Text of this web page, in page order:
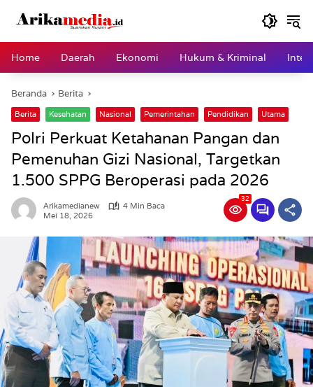
Home
Daerah Ekonomi Hukum & Kriminal
Beranda Berita
Berita Kesehatan Nasional Pemerintahan Pendidikan Utama
Polri Perkuat Ketahanan Pangan dan
Pemenuhan Gizi Nasional, Targetkan
1.500 SPPG Beroperasi pada 2026
Arikamedianew
4 Min Baca
Mei 18, 2026
32